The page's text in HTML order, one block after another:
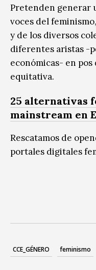
Pretenden generar
voces del
y de los diversos
diferentes aristas -
económicas- en pos
equitativa.
25 alternativas
mainstream en
Rescatamos de
portales digitales
CCE_GÉNERO feminismo